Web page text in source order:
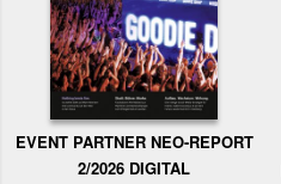
EVENT PARTNER NEO-REPORT
2/2026 DIGITAL